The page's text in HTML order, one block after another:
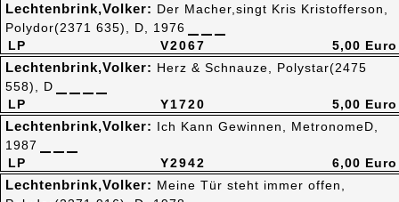
V2067
LP
Lechtenbrink,Volker: Der Macher,singt Kris Kristofferson,
Polydor(2371 635), D, 1976
5,00 Euro
Y1720
LP
Lechtenbrink,Volker: Herz & Schnauze, Polystar(2475
558), D
5,00 Euro
Y2942
LP
Lechtenbrink,Volker: Ich Kann Gewinnen, MetronomeD,
1987
6,00 Euro
Lechtenbrink,Volker: Meine Tür steht immer offen,